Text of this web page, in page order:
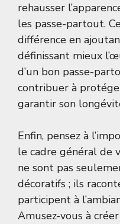
rehausser
les passe-partout.
différence en
définissant mieux
d’un bon passe-
contribuer à
garantir son
Enfin, pensez à
le cadre général de
ne sont pas
décoratifs ; ils
participent à
Amusez-vous à